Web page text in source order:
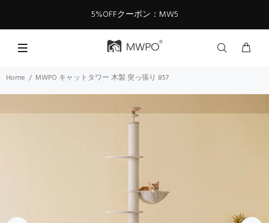
5%OFFクーポン：MW5
Home MWPO キャットタワー 木製 突っ張り 857